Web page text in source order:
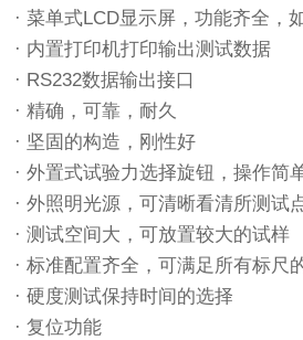
· 菜单式LCD显示屏，功能齐全，
· 内置打印机打印输出测试数据
· RS232数据输出接口
· 精确，可靠，耐久
· 坚固的构造，刚性好
· 外置式试验力选择旋钮，操作简
· 外照明光源，可清晰看清所测试
· 测试空间大，可放置较大的试样
· 标准配置齐全，可满足所有标尺
· 硬度测试保持时间的选择
· 复位功能